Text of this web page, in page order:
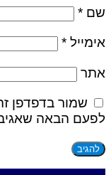
*
בדפדפן זה
הבאה שאגיב.